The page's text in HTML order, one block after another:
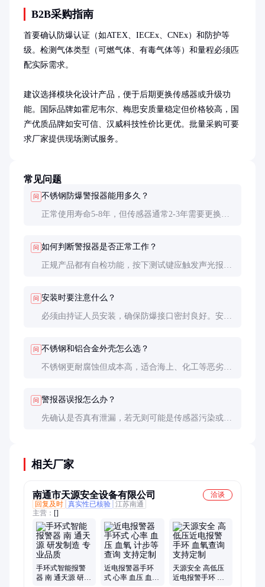
B2B采购指南
首要确认防爆认证（如ATEX、IECEx、CNEx）和防护等
级。检测气体类型（可燃气体、有毒气体等）和量程必须匹
配实际需求。
建议选择模块化设计产品，便于后期更换传感器或升级功
能。国际品牌如霍尼韦尔、梅思安质量稳定但价格较高，国
产优质品牌如安可信、汉威科技性价比更优。批量采购可要
求厂家提供现场测试服务。
常见问题
问 不锈钢防爆警报器能用多久？
正常使用寿命5-8年，但传感器通常2-3年需要更换。
问 如何判断警报器是否正常工作？
正规产品都有自检功能，按下测试键应触发声光报
问 安装时要注意什么？
必须由持证人员安装，确保防爆接口密封良好。安装
问 不锈钢和铝合金外壳怎么选？
不锈钢更耐腐蚀但成本高，适合海上、化工等恶劣环
问 警报器误报怎么办？
先确认是否真有泄漏，若无则可能是传感器污染或电
相关厂家
南通市天源安全设备有限公司
洽谈
回复及时 真实性已核验 江苏南通
主营： []
手环式智能报警
器 南 通天源 研发
近电报警器手环
式 心率 血压 血氧
天源安全 高低压
近电报警手环 血